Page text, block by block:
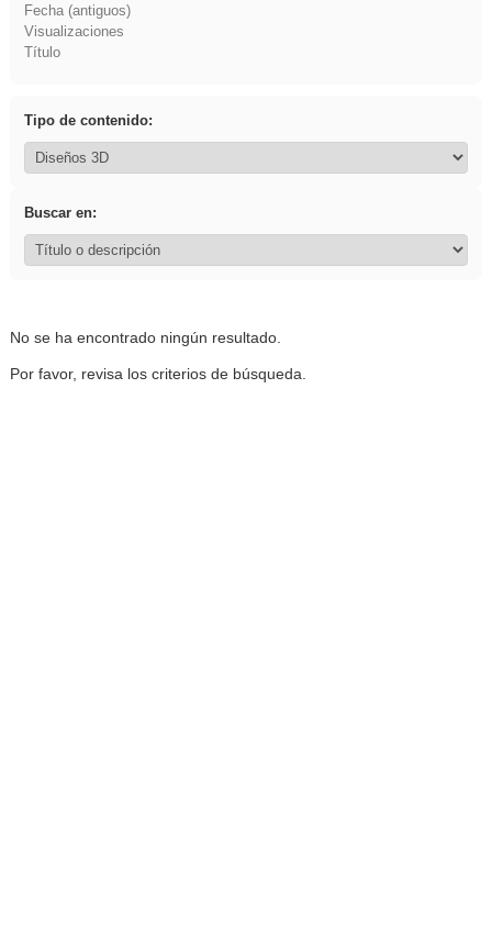
Fecha (antiguos)
Visualizaciones
Título
Tipo de contenido:
Buscar en:
No se ha encontrado ningún resultado.
Por favor, revisa los criterios de búsqueda.